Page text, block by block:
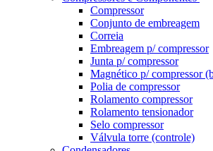
Compressor
Conjunto de embreagem
Correia
Embreagem p/ compressor
Junta p/ compressor
Magnético p/ compressor
Polia de compressor
Rolamento compressor
Rolamento tensionador
Selo compressor
Válvula torre (controle)